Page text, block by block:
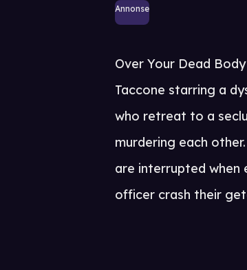
Annonse
Over Your Dead
Taccone starring a
who retreat to a
murdering each
are interrupted when
officer crash their